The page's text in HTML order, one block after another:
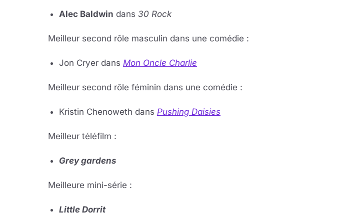
Alec Bald­win dans 30 Rock
Meilleur se­cond rôle mas­cu­lin dans une co­mé­die :
Jon Cryer dans Mon Oncle Char­lie
Meilleur se­cond rôle fé­mi­nin dans une co­mé­die :
Kris­tin Che­no­weth dans Pu­shing Dai­sies
Meilleur té­lé­film :
Grey gar­dens
Meilleure mini-série :
Little Dorrit